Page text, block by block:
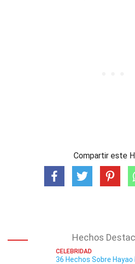
Compartir este
Hechos
CELEBRIDAD
36 Hechos Sobre Hayao